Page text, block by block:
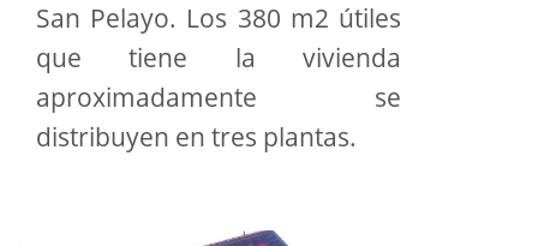
San Pelayo. Los 380 m2 útiles
que tiene la vivienda
aproximadamente se
distribuyen en tres plantas.